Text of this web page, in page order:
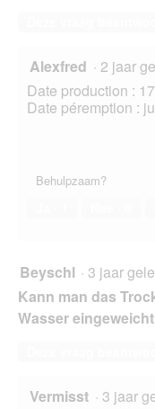
Alexfred · 2 jaar
Date production :
Date péremption :
Behulpzaam?
Beyschl · 3 jaar
Kann man das
Wasser
Vermisst · 3 jaar